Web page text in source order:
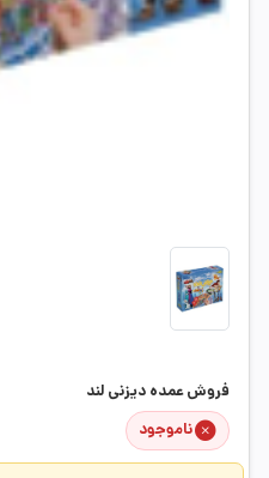
فروش عمده دیزنی لند
ناموجود